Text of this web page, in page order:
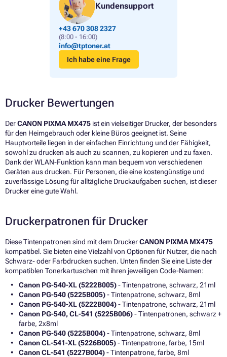
Kundensupport
+43 670 308 2327
(8:00 - 16:00)
info@tptoner.at
Ich habe eine Frage
Drucker Bewertungen
DerCANON PIXMA MX475 ist ein vielseitiger Drucker, der besonders
für den Heimgebrauch oder kleine Büros geeignet ist. Seine
Hauptvorteile liegen in der einfachen Einrichtung und der Fähigkeit,
sowohl zu drucken als auch zu scannen, zu kopieren und zu faxen.
Dank der WLAN-Funktion kann man bequem von verschiedenen
Geräten aus drucken. Für Personen, die eine kostengünstige und
zuverlässige Lösung für alltägliche Druckaufgaben suchen, ist dieser
Drucker eine gute Wahl.
Druckerpatronen für Drucker
Diese Tintenpatronen sind mit dem DruckerCANON PIXMA MX475
kompatibel. Sie bieten eine Vielzahl von Optionen für Nutzer, die nach
Schwarz- oder Farbdrucken suchen. Unten finden Sie eine Liste der
kompatiblen Tonerkartuschen mit ihren jeweiligen Code-Namen:
Canon PG-540-XL (5222B005)- Tintenpatrone, schwarz, 21ml
Canon PG-540 (5225B005)- Tintenpatrone, schwarz, 8ml
Canon PG-540-XL (5222B004)- Tintenpatrone, schwarz, 21ml
Canon PG-540, CL-541 (5225B006)- Tintenpatronen, schwarz +
farbe, 2x8ml
Canon PG-540 (5225B004)- Tintenpatrone, schwarz, 8ml
Canon CL-541-XL (5226B005)- Tintenpatrone, farbe, 15ml
Canon CL-541 (5227B004)- Tintenpatrone, farbe, 8ml